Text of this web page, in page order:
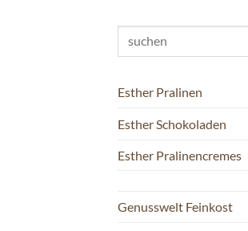
Suchen
Esther Pralinen
Esther Schokoladen
Esther Pralinencremes
Genusswelt Feinkost